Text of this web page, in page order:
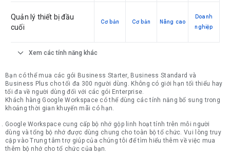
Quản lý thiết bị đầu
cuối
Cơ bản Cơ bản Nâng cao
Doanh
nghiệp
expand_more Xem các tính năng khác
Bạn có thể mua các gói Business Starter, Business Standard và
Business Plus cho tối đa 300 người dùng. Không có giới hạn tối thiểu hay
tối đa về người dùng đối với các gói Enterprise.
Khách hàng Google Workspace có thể dùng các tính năng bổ sung trong
khoảng thời gian khuyến mãi có hạn.
Google Workspace cung cấp bộ nhớ gộp linh hoạt tính trên mỗi người
dùng và tổng bộ nhớ được dùng chung cho toàn bộ tổ chức. Vui lòng truy
cập vào Trung tâm trợ giúp của chúng tôi để tìm hiểu thêm về việc mua
thêm bộ nhớ cho tổ chức của bạn.